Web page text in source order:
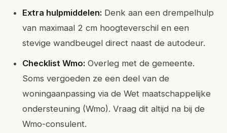
Extra hulpmiddelen: Denk aan een drempelhulp
van maximaal 2 cm hoogteverschil en een
stevige wandbeugel direct naast de autodeur.
Checklist Wmo: Overleg met de gemeente.
Soms vergoeden ze een deel van de
woningaanpassing via de Wet maatschappelijke
ondersteuning (Wmo). Vraag dit altijd na bij de
Wmo-consulent.